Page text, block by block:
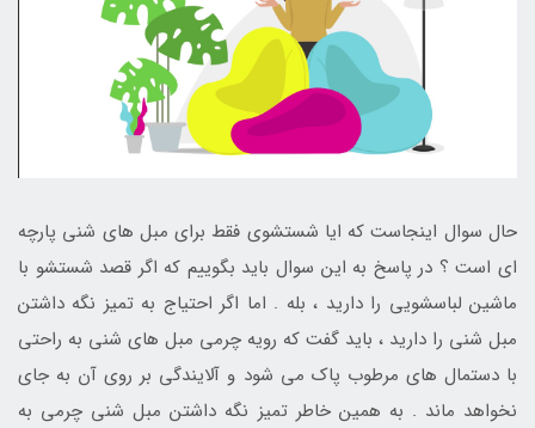
حال سوال اینجاست که ایا شستشوی فقط برای مبل های شنی پارچه
ای است ؟ در پاسخ به این سوال باید بگوییم که اگر قصد شستشو با
ماشین لباسشویی را دارید ، بله . اما اگر احتیاج به تمیز نگه داشتن
مبل شنی را دارید ، باید گفت که رویه چرمی مبل های شنی به راحتی
با دستمال های مرطوب پاک می شود و آلایندگی بر روی آن به جای
نخواهد ماند . به همین خاطر تمیز نگه داشتن مبل شنی چرمی به